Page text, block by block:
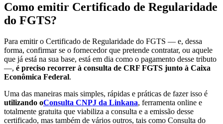
Como emitir Certificado de Regularidade
do FGTS?
Para emitir o Certificado de Regularidade do FGTS — e, dessa
forma, confirmar se o fornecedor que pretende contratar, ou aquele
que já está na sua base, está em dia como o pagamento desse tributo
—, é preciso recorrer à consulta de CRF FGTS junto à Caixa
Econômica Federal.
Uma das maneiras mais simples, rápidas e práticas de fazer isso é
utilizando oConsulta CNPJ da Linkana, ferramenta online e
totalmente gratuita que viabiliza a consulta e a emissão desse
certificado, mas também de vários outros, tais como Consulta do